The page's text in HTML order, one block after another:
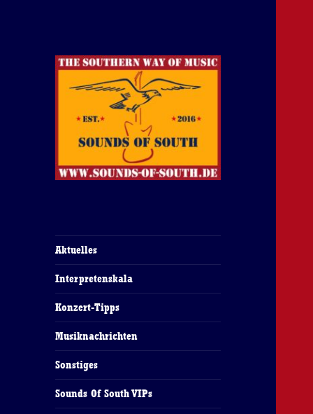
Aktuelles
Interpretenskala
Konzert-Tipps
Musiknachrichten
Sonstiges
Sounds Of South VIPs